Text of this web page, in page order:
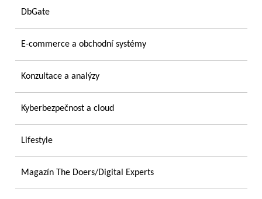
DbGate
E-commerce a obchodní systémy
Konzultace a analýzy
Kyberbezpečnost a cloud
Lifestyle
Magazín The Doers/Digital Experts